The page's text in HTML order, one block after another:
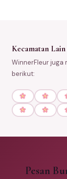
Kecamatan
WinnerFleur juga
berikut:
Pesan